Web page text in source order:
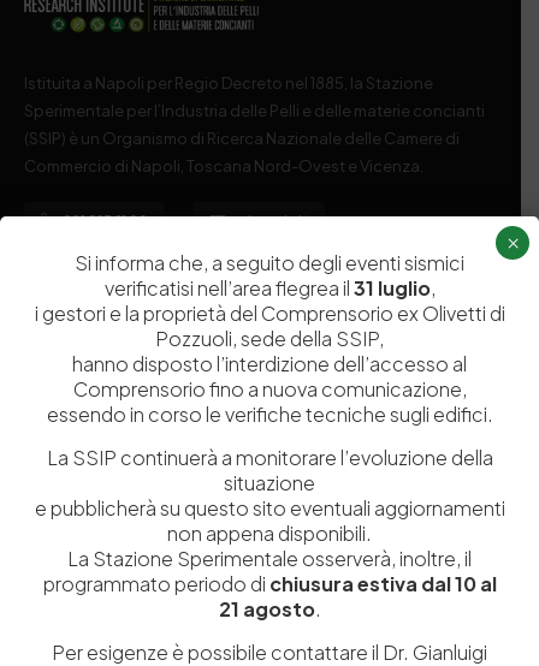
Istituita a Napoli per Regio Decreto nel 1885, la Stazione
Sperimentale per l’Industria delle Pelli e delle materie concianti
(SSIP) è un Organismo di Ricerca Nazionale delle Camere di
Commercio di Napoli, Toscana Nord-Ovest e Vicenza.
081 597 91 00 ssip@ssip.it
Ricerca e Sviluppo
Formazione
Divulgazione scientifica e
Contribuenti
Contatti
Laboratori
Dipartimenti di ricerca
Biblioteca
Politecnico del Cuoio
Media
Tutela Whistleblowing
Amministrazione Trasparente
Si informa che, a seguito degli eventi sismici
verificatisi nell’area flegrea il31 luglio,
i gestori e la proprietà del Comprensorio ex Olivetti di
Pozzuoli, sede della SSIP,
hanno disposto l’interdizione dell’accesso al
Comprensorio fino a nuova comunicazione,
essendo in corso le verifiche tecniche sugli edifici.
La SSIP continuerà a monitorare l’evoluzione della
situazione
e pubblicherà su questo sito eventuali aggiornamenti
non appena disponibili.
La Stazione Sperimentale osserverà, inoltre, il
programmato periodo di chiusura estiva dal 10 al
21 agosto.
Per esigenze è possibile contattare il Dr. Gianluigi
×